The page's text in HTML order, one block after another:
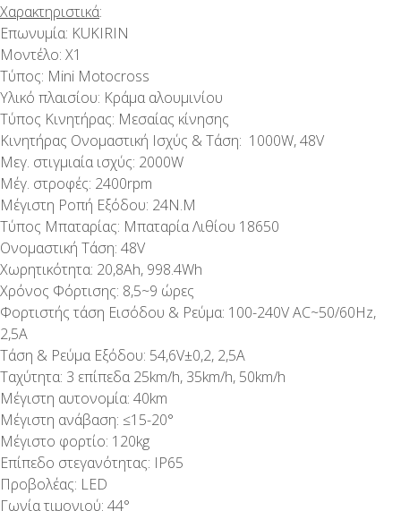
Χαρακτηριστικά:
Επωνυμία: KUKIRIN
Μοντέλο: X1
Τύπος: Mini Motocross
Υλικό πλαισίου: Κράμα αλουμινίου
Τύπος Κινητήρας: Μεσαίας κίνησης
Κινητήρας Ονομαστική Ισχύς & Τάση: 1000W, 48V
Μεγ. στιγμιαία ισχύς: 2000W
Μέγ. στροφές: 2400rpm
Μέγιστη Ροπή Εξόδου: 24N.M
Τύπος Μπαταρίας: Μπαταρία Λιθίου 18650
Ονομαστική Τάση: 48V
Χωρητικότητα: 20,8Ah, 998.4Wh
Χρόνος Φόρτισης: 8,5~9 ώρες
Φορτιστής τάση Εισόδου & Ρεύμα: 100-240V AC~50/60Hz,
2,5A
Τάση & Ρεύμα Εξόδου: 54,6V±0,2, 2,5A
Ταχύτητα: 3 επίπεδα 25km/h, 35km/h, 50km/h
Μέγιστη αυτονομία: 40km
Μέγιστη ανάβαση: ≤15-20°
Μέγιστο φορτίο: 120kg
Επίπεδο στεγανότητας: IP65
Προβολέας: LED
Γωνία τιμονιού: 44°